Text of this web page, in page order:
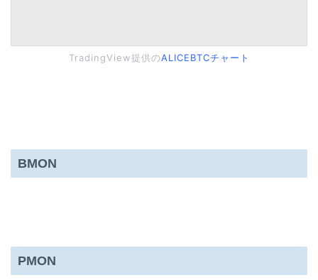
TradingView提供のALICEBTCチャート
BMON
PMON